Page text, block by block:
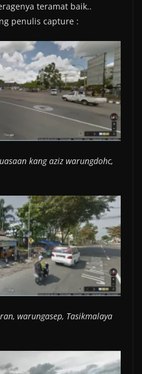
teramat baik..
penulis capture :
kang aziz warungdohc,
warungasep, Tasikmalaya